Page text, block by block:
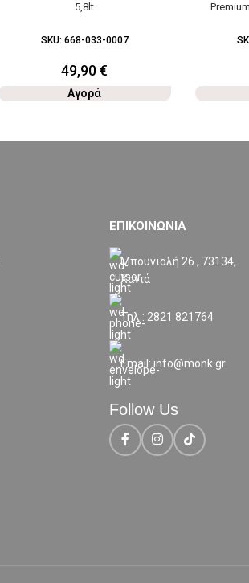
5,8lt
SKU: 668-033-0007
49,90€
Αγορά
ΕΠΙΚΟΙΝΩΝΙΑ
Μπουνιαλή 26 , 73134,
Χανιά
Τηλ.: 2821 821764
Email: info@monk.gr
Follow Us